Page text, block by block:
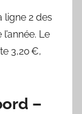
ligne 2 des
Le
3,20 €,
–